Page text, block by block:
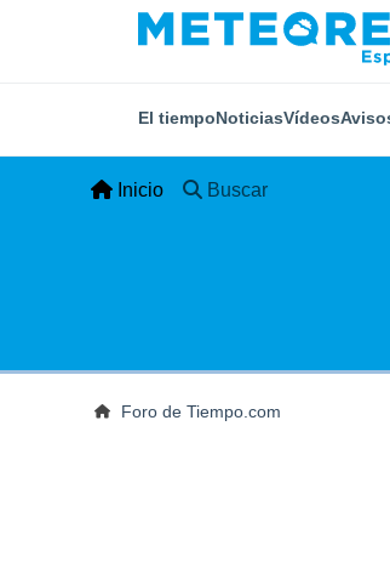
El tiempoNoticiasVídeos
Inicio Buscar
Foro de Tiempo.com